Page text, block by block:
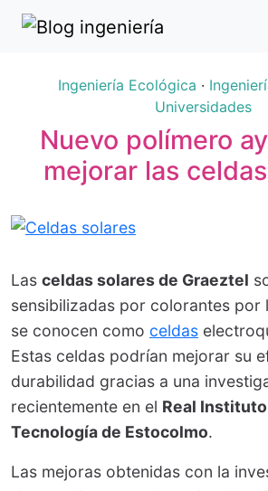
Ingeniería Ecológica ·
Universidades
Nuevo polímero
mejorar las
Las celdas solares de Graeztel
sensibilizadas por colorantes por
se conocen como celdas
Estas celdas podrían mejorar su
durabilidad gracias a una
recientemente en el Real
Tecnología de Estocolmo.
Las mejoras obtenidas con la